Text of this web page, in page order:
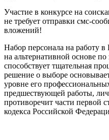
Участие в конкурсе на
не требует отправки смс-
вложений!
Набор персонала на работу
на альтернативной основе
способствует тщательная
решение о выборе
уровне его
предшествующей работы,
противоречит части первой
кодекса Российской